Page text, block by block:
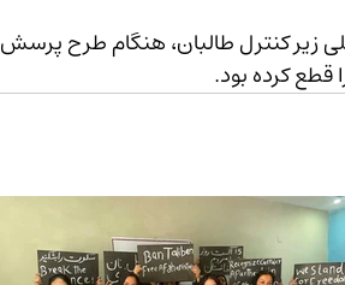
ملی زیر کنترل طالبان، هنگام طرح پرسش